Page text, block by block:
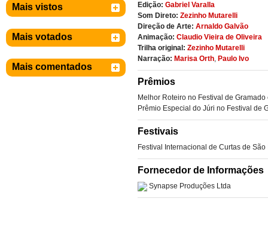
Mais vistos
Mais votados
Mais comentados
Edição: Gabriel Varalla
Som Direto: Zezinho Mutarelli
Direção de Arte: Arnaldo Galvão
Animação: Claudio Vieira de Oliveira
Trilha original: Zezinho Mutarelli
Narração: Marisa Orth, Paulo Ivo
Prêmios
Melhor Roteiro no Festival de Gramado
Prêmio Especial do Júri no Festival de
Festivais
Festival Internacional de Curtas de
Fornecedor de Informações
Synapse Produções Ltda